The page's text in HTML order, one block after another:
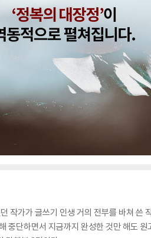
던 작가가 글쓰기 인생 거의 전부를 바쳐
단하면서 지금까지 완성한 것만 해도 원